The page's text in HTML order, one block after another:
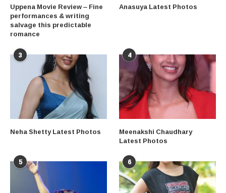
Uppena Movie Review – Fine
performances & writing
salvage this predictable
romance
Anasuya Latest Photos
3
Neha Shetty Latest Photos
4
Meenakshi Chaudhary
Latest Photos
5 6